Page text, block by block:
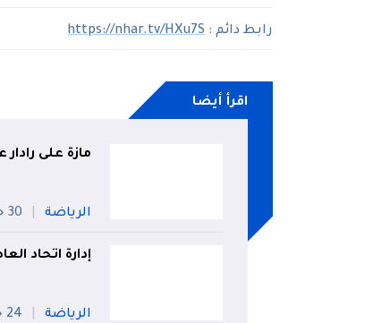
رابط دائم :https://nhar.tv/HXu7S
اقرأ أيضا
مازة على رادار
الرياضة 30 جويلية
إدارة اتحاد
الرياضة 24 جويلية